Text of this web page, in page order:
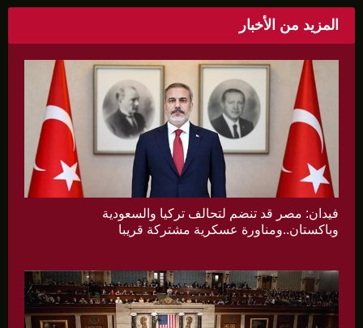
المزيد من الأخبار
فيدان: مصر قد تنضم لتحالف تركيا والسعودية
وباكستان..ومناورة عسكرية مشتركة قريبا